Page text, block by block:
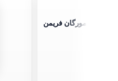
مورگان فریمن